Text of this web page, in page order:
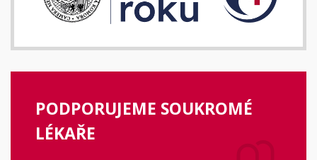
PODPORUJEME SOUKROMÉ
LÉKAŘE